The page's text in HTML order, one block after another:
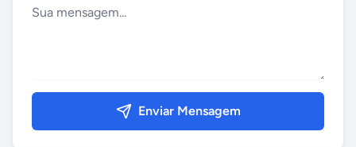
Enviar Mensagem